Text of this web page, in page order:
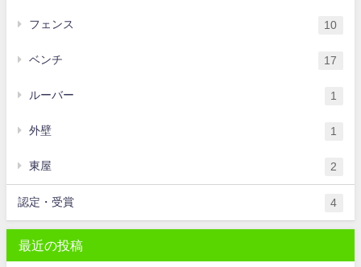
フェンス 10
ベンチ 17
ルーバー 1
外壁 1
東屋 2
認定・受賞 4
最近の投稿